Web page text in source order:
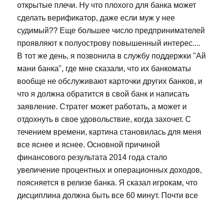
открытые плечи. Ну что плохого для банка может
сделать верификатор, даже если муж у нее
судимый?? Еще большее число предпринимателей
проявляют к полуострову повышенный интерес....
В тот же день, я позвонила в службу поддержки "Ай
мани банка", где мне сказали, что их банкоматы
вообще не обслуживают карточки других банков, и
что я должна обратится в свой банк и написать
заявление. Стратег может работать, а может и
отдохнуть в свое удовольствие, когда захочет. С
течением времени, картина становилась для меня
все яснее и яснее. Основной причиной
финансового результата 2014 года стало
увеличение процентных и операционных доходов,
поясняется в релизе банка. Я сказал игрокам, что
дисциплина должна быть все 60 минут. Почти все